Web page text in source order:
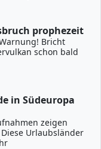
prophezeit
Bricht
schon bald
in Südeuropa
zeigen
Urlaubsländer